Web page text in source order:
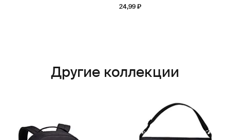
24,99 ₽
Другие коллекции